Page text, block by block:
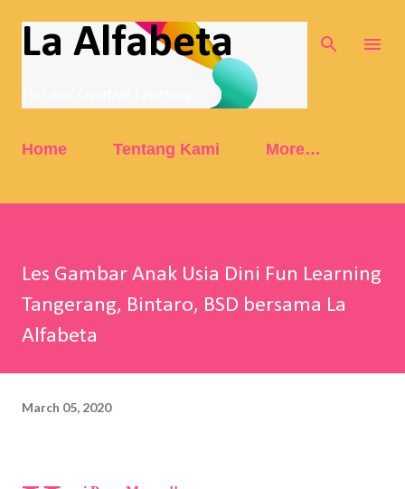
Skip to main content
La Alfabeta
Home Tentang Kami More…
Les Gambar Anak Usia Dini Fun Learning
Tangerang, Bintaro, BSD bersama La
Alfabeta
March 05, 2020